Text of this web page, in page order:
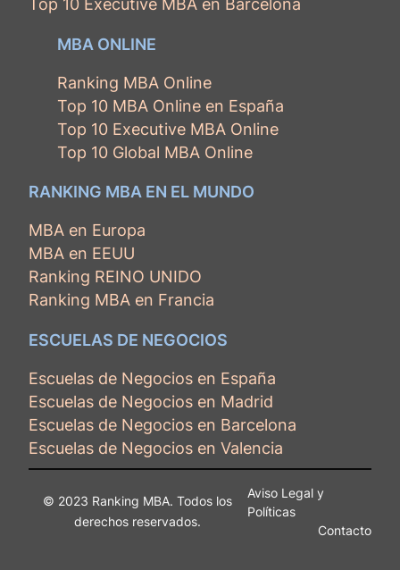
Top 10 Executive MBA en Barcelona
MBA ONLINE
Ranking MBA Online
Top 10 MBA Online en España
Top 10 Executive MBA Online
Top 10 Global MBA Online
RANKING MBA EN EL MUNDO
MBA en Europa
MBA en EEUU
Ranking REINO UNIDO
Ranking MBA en Francia
ESCUELAS DE NEGOCIOS
Escuelas de Negocios en España
Escuelas de Negocios en Madrid
Escuelas de Negocios en Barcelona
Escuelas de Negocios en Valencia
© 2023 Ranking MBA. Todos los
derechos reservados.
Aviso Legal y
Políticas
Contacto